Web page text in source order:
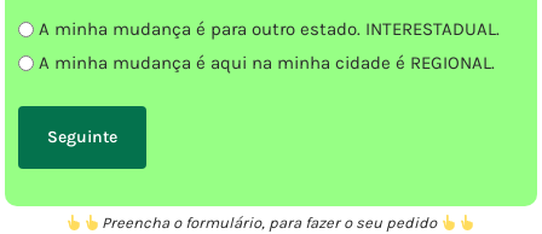
A minha mudança é para outro estado. INTERESTADUAL.
A minha mudança é aqui na minha cidade é REGIONAL.
Preencha o formulário, para fazer o seu pedido